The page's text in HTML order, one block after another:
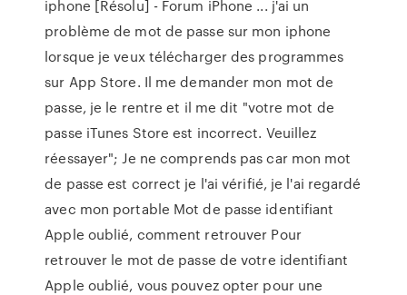
iphone [Résolu] - Forum iPhone ... j'ai un
problème de mot de passe sur mon iphone
lorsque je veux télécharger des programmes
sur App Store. Il me demander mon mot de
passe, je le rentre et il me dit "votre mot de
passe iTunes Store est incorrect. Veuillez
réessayer"; Je ne comprends pas car mon mot
de passe est correct je l'ai vérifié, je l'ai regardé
avec mon portable Mot de passe identifiant
Apple oublié, comment retrouver Pour
retrouver le mot de passe de votre identifiant
Apple oublié, vous pouvez opter pour une